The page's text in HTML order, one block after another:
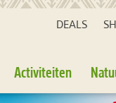
DEALS
Activiteiten